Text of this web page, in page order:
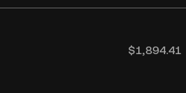
$1,894.41